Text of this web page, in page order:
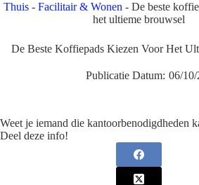
Thuis- Facilitair & Wonen - De beste
het ultieme brouwsel
De Beste Koffiepads Kiezen Voor Het
Publicatie Datum: 06/
Weet je iemand die kantoorbenodigdheden
Deel deze info!